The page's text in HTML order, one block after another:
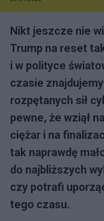
Nikt jeszcze nie
Trump na reset
i w polityce
czasie
rozpętanych sił
pewne, że wziął
ciężar i na
tak naprawdę
do najbliższych
czy potrafi
tego czasu.